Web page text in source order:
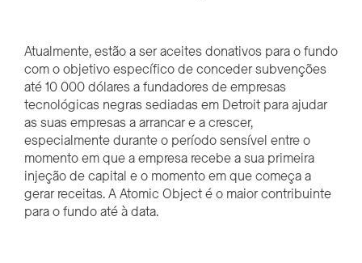
Atualmente, estão a ser aceites donativos para o fundo
com o objetivo específico de conceder subvenções
até 10 000 dólares a fundadores de empresas
tecnológicas negras sediadas em Detroit para ajudar
as suas empresas a arrancar e a crescer,
especialmente durante o período sensível entre o
momento em que a empresa recebe a sua primeira
injeção de capital e o momento em que começa a
gerar receitas. A Atomic Object é o maior contribuinte
para o fundo até à data.